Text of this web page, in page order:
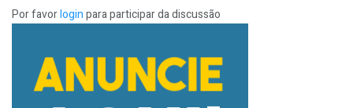
Por favorloginpara participar da discussão